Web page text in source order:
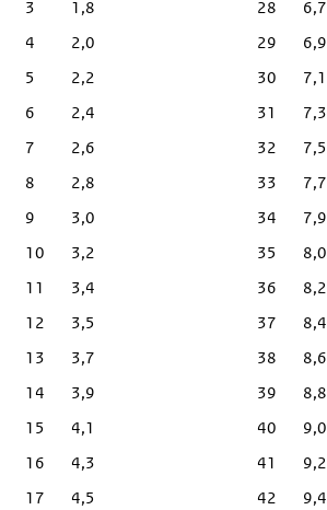
3
1,8
4
2,0
5
2,2
6
2,4
7
2,6
8
2,8
9
3,0
10
3,2
11
3,4
12
3,5
13
3,7
14
3,9
15
4,1
16
4,3
17
4,5
28
6,7
29
6,9
30
7,1
31
7,3
32
7,5
33
7,7
34
7,9
35
8,0
36
8,2
37
8,4
38
8,6
39
8,8
40
9,0
41
9,2
42
9,4